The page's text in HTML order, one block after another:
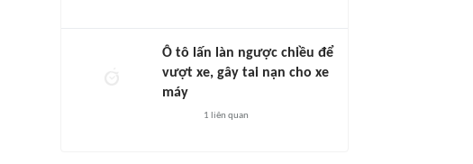
Ô tô lấn làn ngược chiều để
vượt xe, gây tai nạn cho xe
máy
1 liên quan